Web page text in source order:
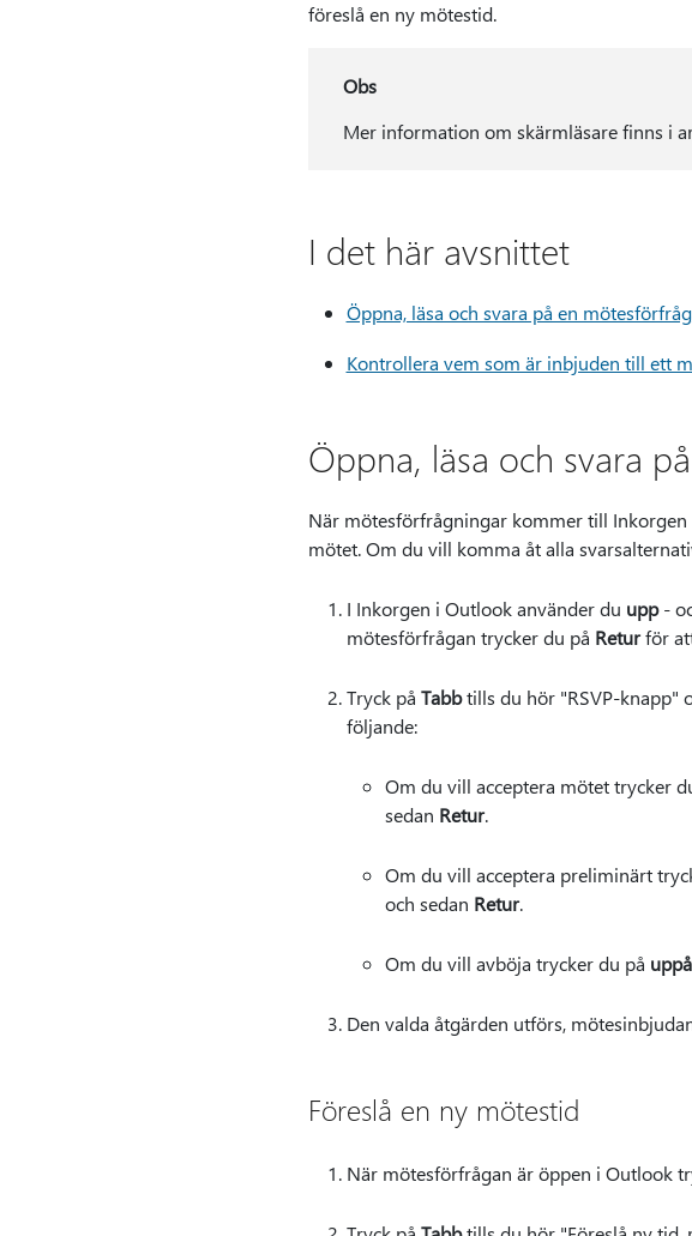
föreslå en ny mötestid.
Obs
Mer information om skärmläsare finns i
I det här avsnittet
Öppna, läsa och svara på en
Kontrollera vem som är inbjuden till ett
Öppna, läsa och svara
När mötesförfrågningar kommer till Inkorgen
mötet. Om du vill komma åt alla
I Inkorgen i Outlook använder du upp-
mötesförfrågan trycker du på Returför
Tryck på Tabbtills du hör "RSVP-knapp"
följande:
Om du vill acceptera mötet trycker
sedan Retur.
Om du vill acceptera preliminärt
och sedan Retur.
Om du vill avböja trycker du på
Den valda åtgärden utförs,
Föreslå en ny mötestid
När mötesförfrågan är öppen i Outlook